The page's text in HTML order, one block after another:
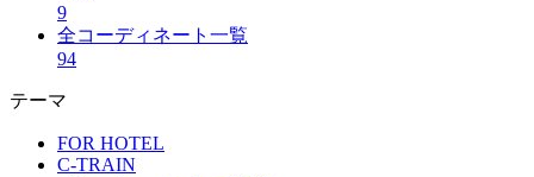
9
全コーディネート一覧
94
テーマ
FOR HOTEL
C-TRAIN